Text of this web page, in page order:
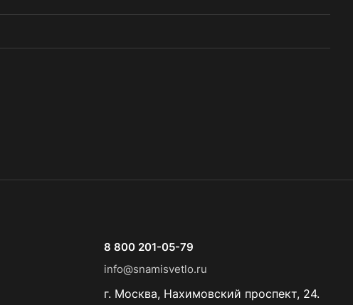
8 800 201-05-79
info@snamisvetlo.ru
г. Москва, Нахимовский проспект, 24.